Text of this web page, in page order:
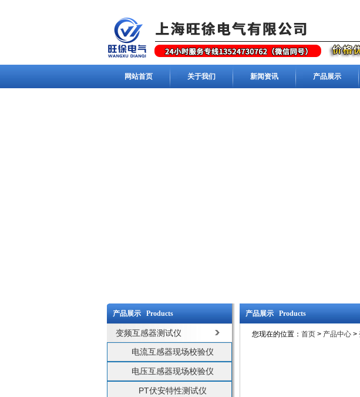
网站首页 关于我们 新闻资讯 产品展示
产品展示 Products
变频互感器测试仪
电流互感器现场校验仪
电压互感器现场校验仪
PT伏安特性测试仪
产品展示 Products
您现在的位置： 首页 > 产品中心 >